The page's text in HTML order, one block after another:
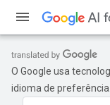
O Google usa
idioma de